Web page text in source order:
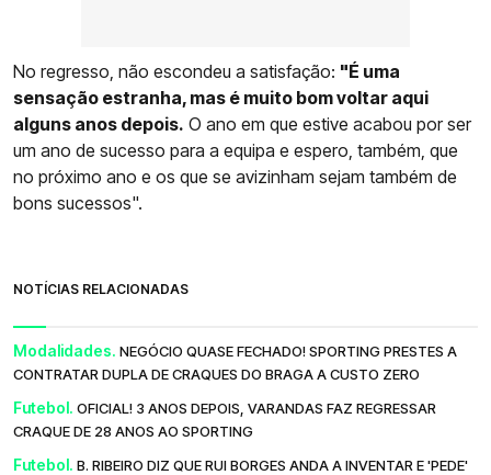
No regresso, não escondeu a satisfação: "É uma
sensação estranha, mas é muito bom voltar aqui
alguns anos depois. O ano em que estive acabou por ser
um ano de sucesso para a equipa e espero, também, que
no próximo ano e os que se avizinham sejam também de
bons sucessos".
NOTÍCIAS RELACIONADAS
Modalidades. NEGÓCIO QUASE FECHADO! SPORTING PRESTES A
CONTRATAR DUPLA DE CRAQUES DO BRAGA A CUSTO ZERO
Futebol. OFICIAL! 3 ANOS DEPOIS, VARANDAS FAZ REGRESSAR
CRAQUE DE 28 ANOS AO SPORTING
Futebol. B. RIBEIRO DIZ QUE RUI BORGES ANDA A INVENTAR E 'PEDE'